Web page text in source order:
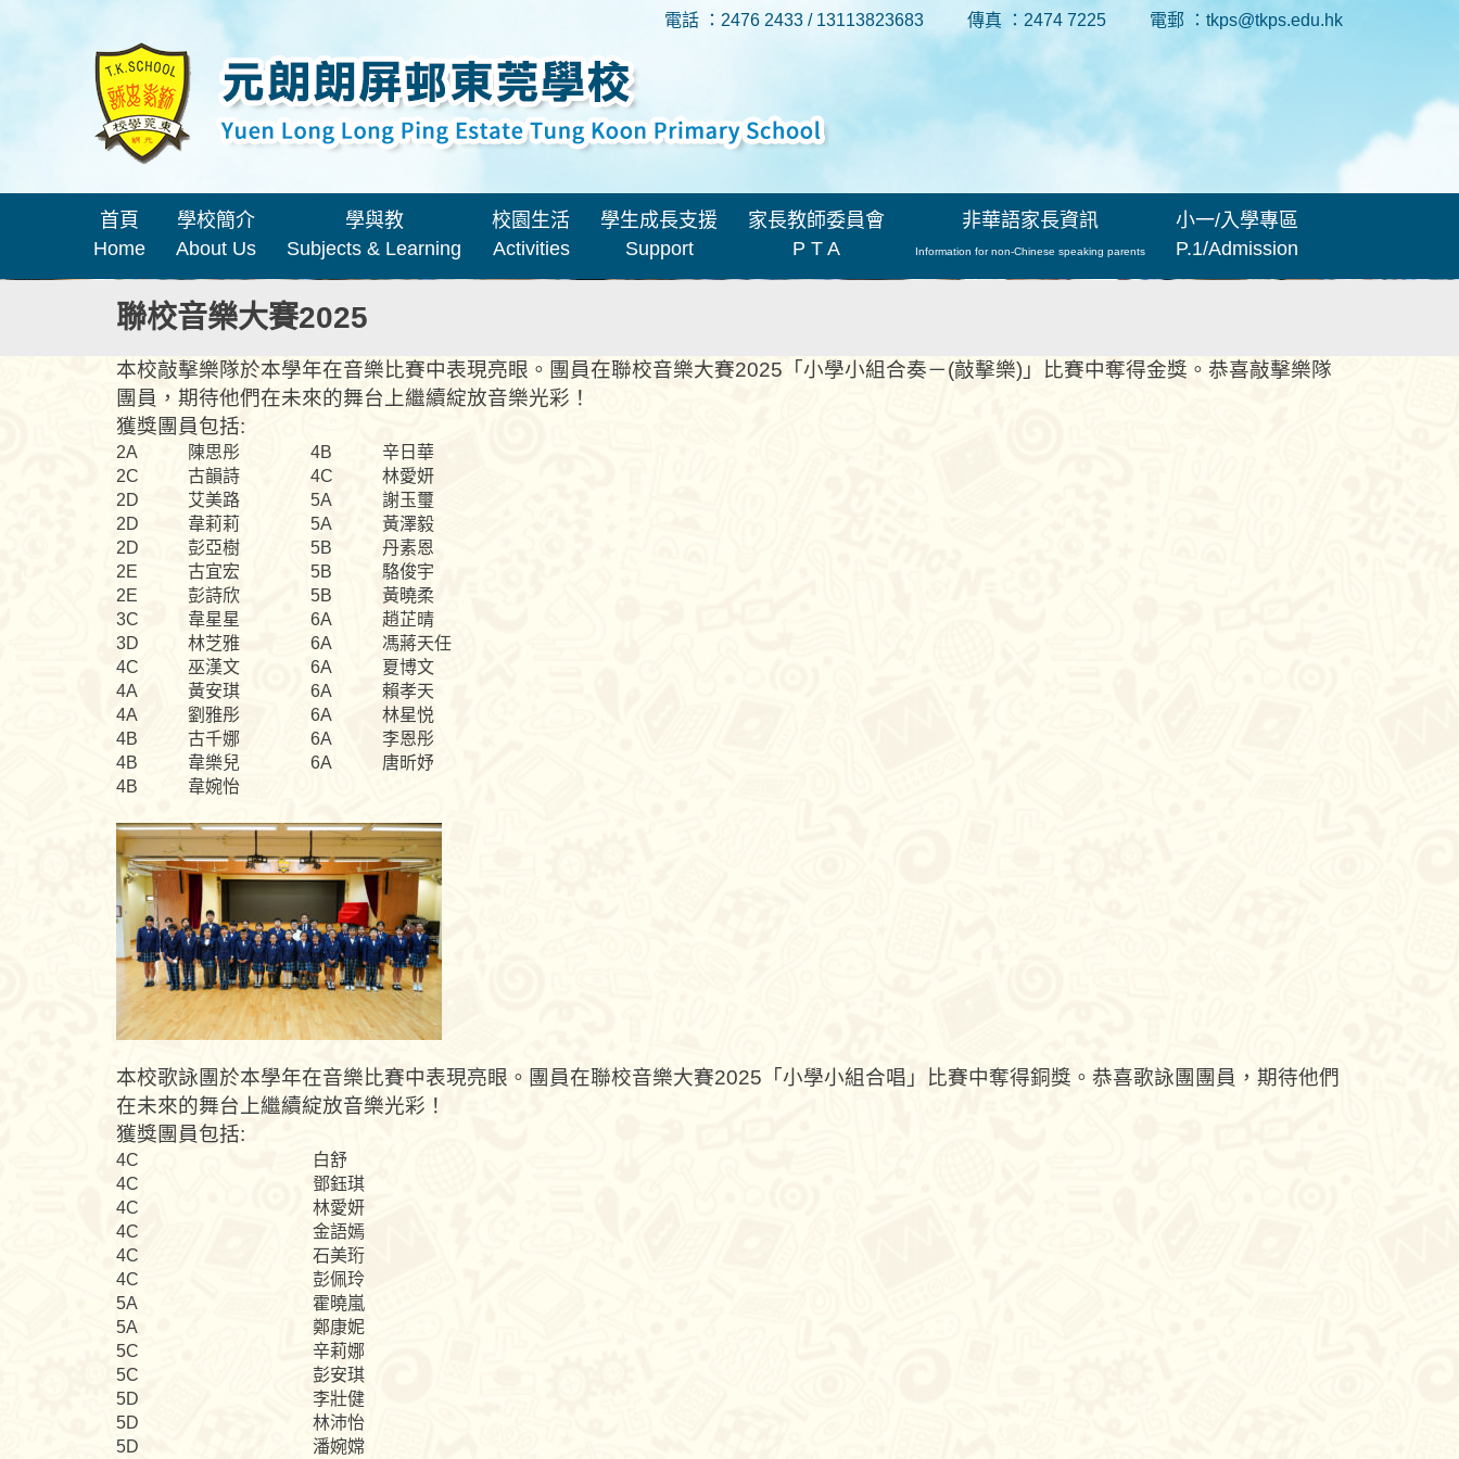
電話 ：2476 2433 / 13113823683 傳真 ：2474 7225 電郵 ：tkps@tkps.edu.hk
首頁
Home
學校簡介
About Us
學與教
Subjects & Learning
校園生活
Activities
學生成長支援
Support
家長教師委員會
P T A
非華語家長資訊
Information for non-Chinese speaking parents
小一/入學專區
P.1/Admission
聯校音樂大賽2025
本校敲擊樂隊於本學年在音樂比賽中表現亮眼。團員在聯校音樂大賽2025「小學小組合奏－(敲擊樂)」比賽中奪得金獎。恭喜敲擊樂隊
團員，期待他們在未來的舞台上繼續綻放音樂光彩！
獲獎團員包括:
2A 陳思彤 4B
辛日華
2C
古韻詩 4C
林愛妍
2D
艾美路 5A
謝玉璽
2D
韋莉莉 5A
黃澤毅
2D
彭亞樹 5B
丹素恩
2E
古宜宏 5B
駱俊宇
2E
彭詩欣 5B
黃曉柔
3C
韋星星 6A
趙芷晴
3D
林芝雅 6A
馮蔣天任
4C
巫漢文 6A
夏博文
4A
黃安琪 6A
賴孝天
4A
劉雅彤 6A
林星悦
4B
古千娜 6A
李恩彤
4B
韋樂兒 6A
唐昕妤
4B
韋婉怡
本校歌詠團於本學年在音樂比賽中表現亮眼。團員在聯校音樂大賽2025「小學小組合唱」比賽中奪得銅獎。恭喜歌詠團團員，期待他們
在未來的舞台上繼續綻放音樂光彩！
獲獎團員包括:
4C
白舒
4C
鄧鈺琪
4C
林愛妍
4C
金語嫣
4C
石美珩
4C
彭佩玲
5A
霍曉嵐
5A
鄭康妮
5C
辛莉娜
5C
彭安琪
5D
李壯健
5D
林沛怡
5D
潘婉嫦